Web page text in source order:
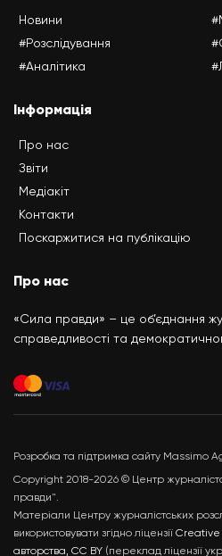
Новини
#Розслідування
#Аналітика
Інформація
Про нас
Звіти
Медіакіт
Контакти
Поскаржитися на публікацію
Про нас
«Сила правди» – це об’єднання
справедливості та
Розробка та підтримка сайту Massimo
Copyright 2018-2026 © Центр
правди".
Матеріали Центру журналістських
використовувати згідно ліцензії Creative
авторства, CC BY (переклад ліцензії